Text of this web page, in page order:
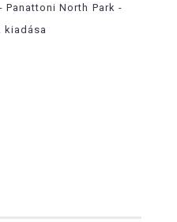
Panattoni North Park -
kiadása